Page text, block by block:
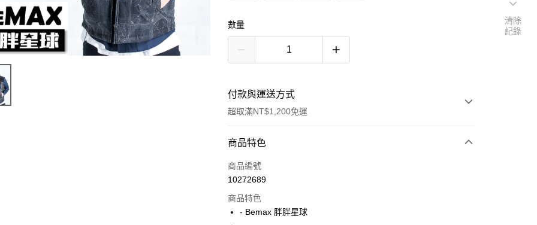
數量
付款與運送方式
超取滿NT$1,200免運
付款方式
信用卡一次付款
LINE Pay
商品特色
商品編號
10272689
商品特色
- Bemax 胖胖星球
清除
紀錄